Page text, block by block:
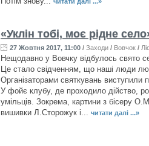
«Уклін тобі, моє рідне
27 Жовтня 2017, 11:00 / Заходи / Вовчок /
Нещодавно у Вовчку відбулось свято
Це стало свідченням, що наші люди
Організаторами святкувань виступили
У фойє клубу, де проходило дійство,
умільців. Зокрема, картини з бісеру
вишивки Л.Сторожук і... читати далі ...»